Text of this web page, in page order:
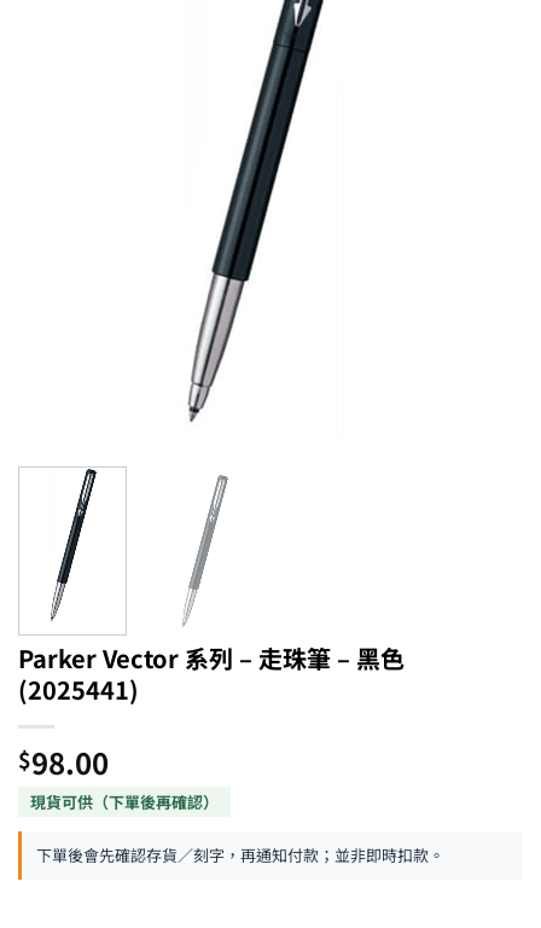
Parker Vector 系列 – 走珠筆 – 黑色
(2025441)
$98.00
下單後會先確認存貨／刻字，再通知付款；並非即時扣款。